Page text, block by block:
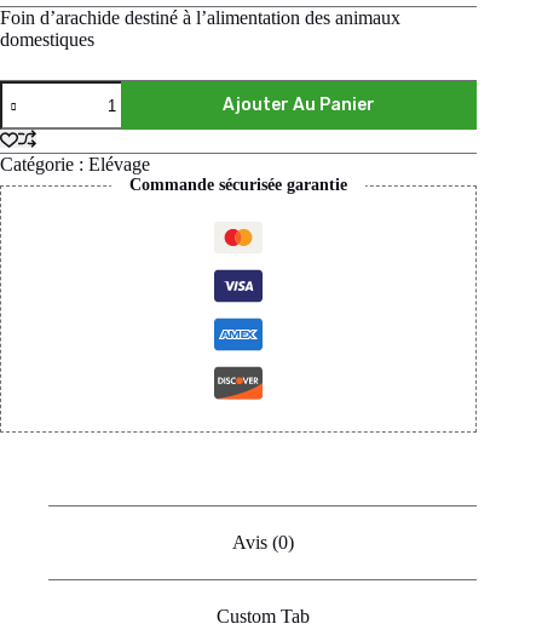
Foin d’arachide destiné à l’alimentation des animaux
domestiques
Ajouter Au Panier
Catégorie : Elévage
Commande sécurisée garantie
Avis (0)
Custom Tab